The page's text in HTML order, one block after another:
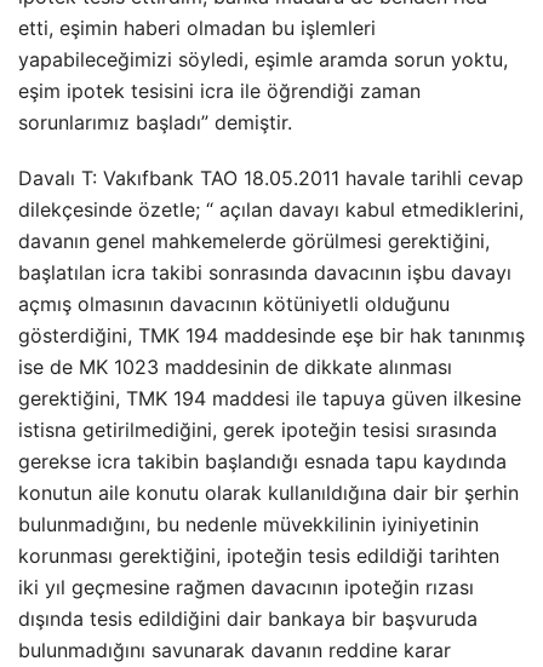
etti, eşimin haberi olmadan bu işlemleri
yapabileceğimizi söyledi, eşimle aramda sorun yoktu,
eşim ipotek tesisini icra ile öğrendiği zaman
sorunlarımız başladı” demiştir.
Davalı T: Vakıfbank TAO 18.05.2011 havale tarihli cevap
dilekçesinde özetle; “ açılan davayı kabul etmediklerini,
davanın genel mahkemelerde görülmesi gerektiğini,
başlatılan icra takibi sonrasında davacının işbu davayı
açmış olmasının davacının kötüniyetli olduğunu
gösterdiğini, TMK 194 maddesinde eşe bir hak tanınmış
ise de MK 1023 maddesinin de dikkate alınması
gerektiğini, TMK 194 maddesi ile tapuya güven ilkesine
istisna getirilmediğini, gerek ipoteğin tesisi sırasında
gerekse icra takibin başlandığı esnada tapu kaydında
konutun aile konutu olarak kullanıldığına dair bir şerhin
bulunmadığını, bu nedenle müvekkilinin iyiniyetinin
korunması gerektiğini, ipoteğin tesis edildiği tarihten
iki yıl geçmesine rağmen davacının ipoteğin rızası
dışında tesis edildiğini dair bankaya bir başvuruda
bulunmadığını savunarak davanın reddine karar